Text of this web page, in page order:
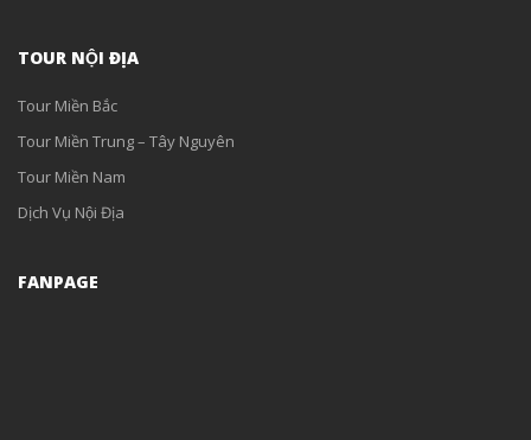
TOUR NỘI ĐỊA
Tour Miền Bắc
Tour Miền Trung – Tây Nguyên
Tour Miền Nam
Dịch Vụ Nội Địa
FANPAGE